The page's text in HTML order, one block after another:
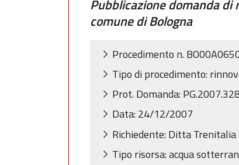
Pubblicazione domanda
comune di Bologna
Procedimento n.
Tipo di procedimento:
Prot. Domanda:
Data: 24/12/2007
Richiedente: Ditta Trenitalia
Tipo risorsa: acqua